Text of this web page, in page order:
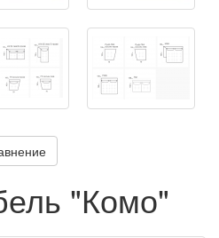
"Комо"